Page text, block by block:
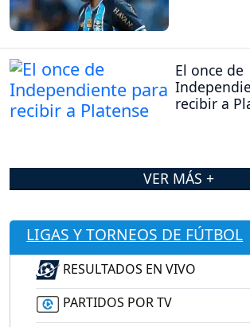
El once de
recibir a
VER MÁS +
LIGAS Y TORNEOS DE FÚTBOL
RESULTADOS EN VIVO
PARTIDOS POR TV